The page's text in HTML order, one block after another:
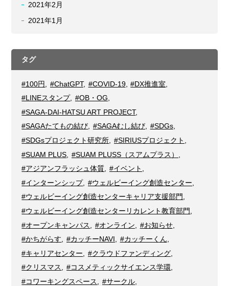
2021年2月
2021年1月
タグ
#100円 #ChatGPT, #COVID-19, #DX推進室
#LINEスタンプ, #OB・OG
#SAGA-DAI-HATSU ART PROJECT,
#SAGAたてもの結び, #SAGAむし結び, #SDGs,
#SDGsプロジェクト研究所
#SIRIUSプロジェクト
#SUAM PLUS
#SUAM PLUSS（スアムプラス）
#アジアンフラッシュ体質
#イベント
#インターンシップ, #ウェルビーイング創造センター
#ウェルビーイング創造センターキャリア支援部門
#ウェルビーイング創造センターリカレント教育部門
#オープンキャンパス
#オンライン #お知らせ,
#かちがらす
#カッチーNAVI #カッチーくん
#キャリアセンター
#クラウドファンディング,
#クリスマス
#コスメティックサイエンス学環,
#コワーキングスペース
#サークル,